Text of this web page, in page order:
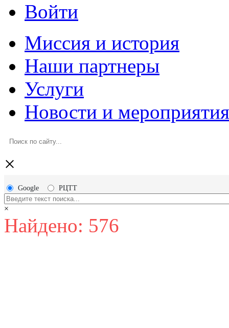
Войти
Миссия и история
Наши партнеры
Услуги
Новости и мероприятия
×
Google РЦТТ
×
Найдено: 576